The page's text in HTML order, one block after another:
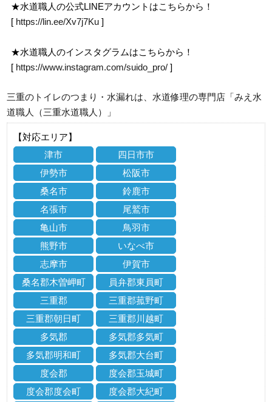
★水道職人の公式LINEアカウントはこちらから！
[ https://lin.ee/Xv7j7Ku ]
★水道職人のインスタグラムはこちらから！
[ https://www.instagram.com/suido_pro/ ]
三重のトイレのつまり・水漏れは、水道修理の専門店「みえ水
道職人（三重水道職人）」
【対応エリア】
津市
四日市市
伊勢市
松阪市
桑名市
鈴鹿市
名張市
尾鷲市
亀山市
鳥羽市
熊野市
いなべ市
志摩市
伊賀市
桑名郡木曽岬町
員弁郡東員町
三重郡
三重郡菰野町
三重郡朝日町
三重郡川越町
多気郡
多気郡多気町
多気郡明和町
多気郡大台町
度会郡
度会郡玉城町
度会郡度会町
度会郡大紀町